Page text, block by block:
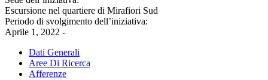
Escursione nel quartiere di Mirafiori Sud
Periodo di svolgimento dell’iniziativa:
Aprile 1, 2022 -
Dati Generali
Aree Di Ricerca
Afferenze